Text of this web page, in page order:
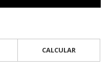
CALCULAR